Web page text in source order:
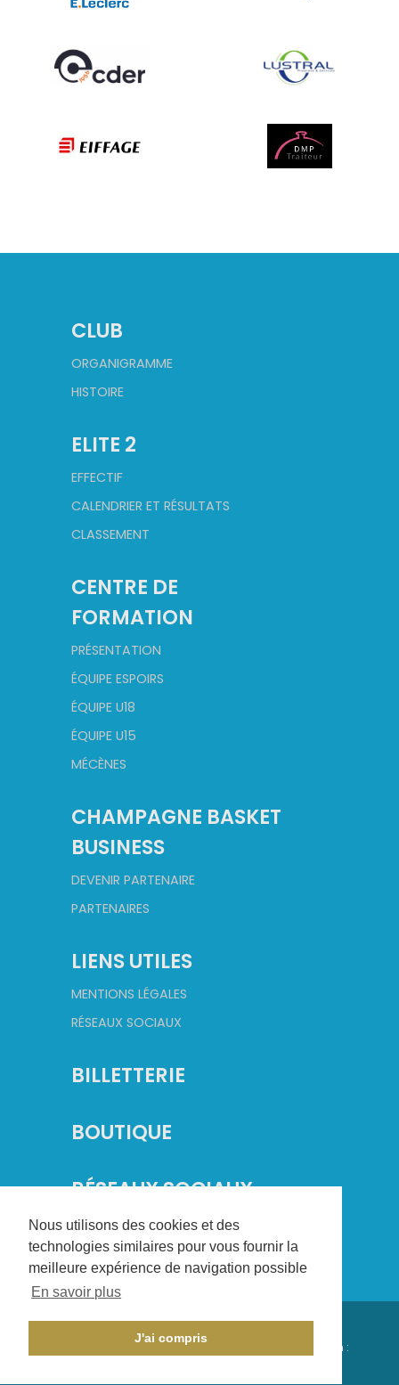
Nous utilisons des cookies et des
technologies similaires pour vous fournir la
meilleure expérience de navigation possible
En savoir plus
J'ai compris
CLUB
ORGANIGRAMME
HISTOIRE
ELITE 2
EFFECTIF
CALENDRIER ET RÉSULTATS
CLASSEMENT
CENTRE DE
FORMATION
PRÉSENTATION
ÉQUIPE ESPOIRS
ÉQUIPE U18
ÉQUIPE U15
MÉCÈNES
CHAMPAGNE BASKET
BUSINESS
DEVENIR PARTENAIRE
PARTENAIRES
LIENS UTILES
MENTIONS LÉGALES
RÉSEAUX SOCIAUX
BILLETTERIE
BOUTIQUE
RÉSEAUX SOCIAUX
CHAMPAGNE CRÉATION
- Réalisation :